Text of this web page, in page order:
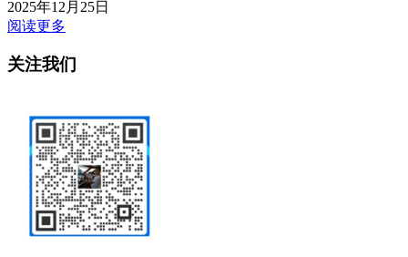
2025年12月25日
阅读更多
关注我们